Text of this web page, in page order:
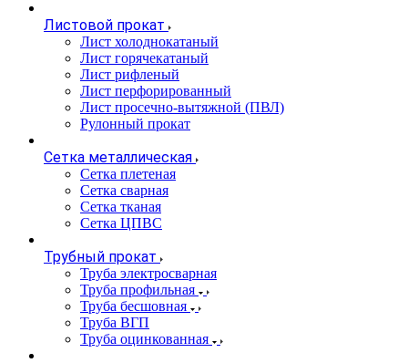
Листовой прокат
Лист холоднокатаный
Лист горячекатаный
Лист рифленый
Лист перфорированный
Лист просечно-вытяжной (ПВЛ)
Рулонный прокат
Сетка металлическая
Сетка плетеная
Сетка сварная
Сетка тканая
Сетка ЦПВС
Трубный прокат
Труба электросварная
Труба профильная
Труба бесшовная
Труба ВГП
Труба оцинкованная